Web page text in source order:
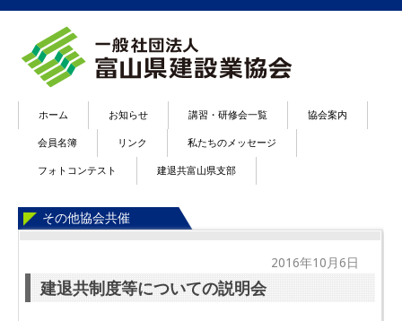
ホーム お知らせ 講習・研修会一覧 協会案内
会員名簿 リンク 私たちのメッセージ
フォトコンテスト 建退共富山県支部
その他協会共催
2016年10月6日
建退共制度等についての説明会